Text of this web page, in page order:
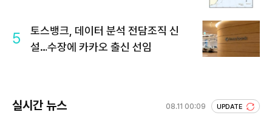
5
토스뱅크, 데이터 분석 전담조직 신
설…수장에 카카오 출신 선임
실시간 뉴스 08.11 00:09 UPDATE